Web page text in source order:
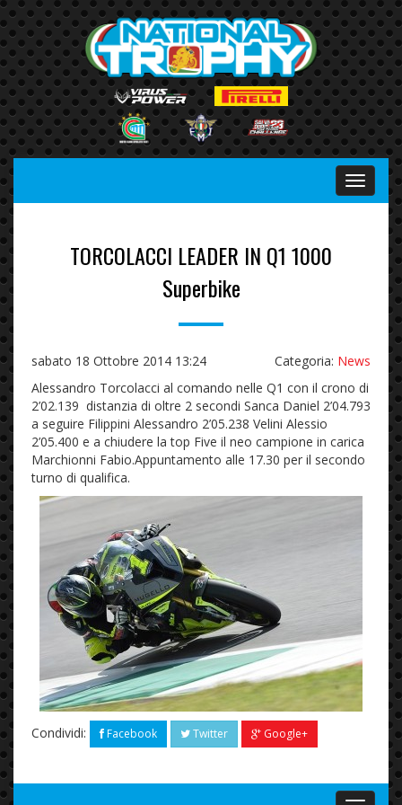
Menu
TORCOLACCI LEADER IN Q1 1000
Superbike
sabato 18 Ottobre 2014 13:24 Categoria: News
Alessandro Torcolacci al comando nelle Q1 con il crono di
2’02.139 distanzia di oltre 2 secondi Sanca Daniel 2’04.793
a seguire Filippini Alessandro 2’05.238 Velini Alessio
2’05.400 e a chiudere la top Five il neo campione in carica
Marchionni Fabio.Appuntamento alle 17.30 per il secondo
turno di qualifica.
Condividi: Facebook Twitter Google+